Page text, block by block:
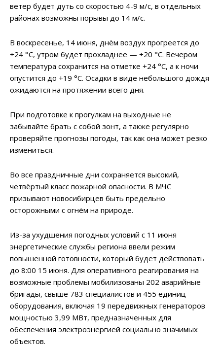
ветер будет дуть со скоростью 4-9 м/с, в отдельных
районах возможны порывы до 14 м/с.
В воскресенье, 14 июня, днём воздух прогреется до
+24 °C, утром будет прохладнее — +20 °C. Вечером
температура сохранится на отметке +24 °C, а к ночи
опустится до +19 °C. Осадки в виде небольшого дождя
ожидаются на протяжении всего дня.
При подготовке к прогулкам на выходные не
забывайте брать с собой зонт, а также регулярно
проверяйте прогнозы погоды, так как она может резко
измениться.
Во все праздничные дни сохраняется высокий,
четвёртый класс пожарной опасности. В МЧС
призывают новосибирцев быть предельно
осторожными с огнём на природе.
Из-за ухудшения погодных условий с 11 июня
энергетические службы региона ввели режим
повышенной готовности, который будет действовать
до 8:00 15 июня. Для оперативного реагирования на
возможные проблемы мобилизованы 202 аварийные
бригады, свыше 783 специалистов и 455 единиц
оборудования, включая 19 передвижных генераторов
мощностью 3,99 МВт, предназначенных для
обеспечения электроэнергией социально значимых
объектов.